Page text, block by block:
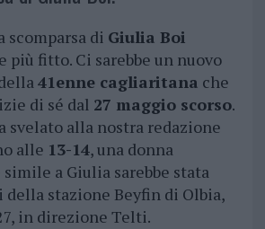
di Giulia Boi
più fitto. Ci sarebbe un nuovo
41enne cagliaritana che
di sé dal 27 maggio scorso.
svelato alla nostra redazione
alle 13-14, una donna
a Giulia sarebbe stata
della stazione Beyfin di Olbia,
in direzione Telti.